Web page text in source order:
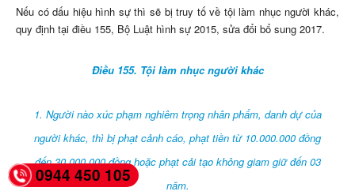
Nếu có dấu hiệu hình sự thì sẽ bị truy tố về tội làm nhục người khác,
quy định tại điều 155, Bộ Luật hình sự 2015, sửa đổi bổ sung 2017.
Điều 155. Tội làm nhục người khác
1. Người nào xúc phạm nghiêm trọng nhân phẩm, danh dự của
người khác, thì bị phạt cảnh cáo, phạt tiền từ 10.000.000 đồng
đến 30.000.000 đồng hoặc phạt cải tạo không giam giữ đến 03
năm.
0944 450 105